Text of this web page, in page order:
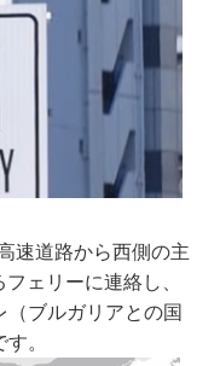
速道路から西側の主
ェリーに連絡し、
（ブルガリアとの国
。